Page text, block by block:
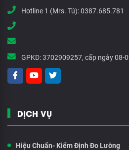
Hotline 1 (Mrs. Tú):0387.685.781
GPKD:3702909257, cấp ngày 08-
DỊCH VỤ
Hiệu Chuẩn- Kiểm Định Đo Lường